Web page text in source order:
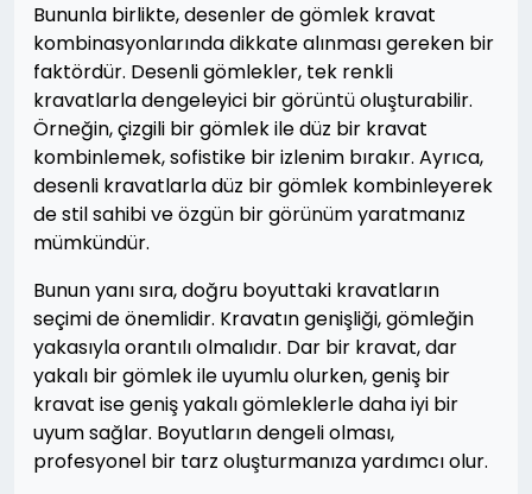
Bununla birlikte, desenler de gömlek kravat
kombinasyonlarında dikkate alınması gereken bir
faktördür. Desenli gömlekler, tek renkli
kravatlarla dengeleyici bir görüntü oluşturabilir.
Örneğin, çizgili bir gömlek ile düz bir kravat
kombinlemek, sofistike bir izlenim bırakır. Ayrıca,
desenli kravatlarla düz bir gömlek kombinleyerek
de stil sahibi ve özgün bir görünüm yaratmanız
mümkündür.
Bunun yanı sıra, doğru boyuttaki kravatların
seçimi de önemlidir. Kravatın genişliği, gömleğin
yakasıyla orantılı olmalıdır. Dar bir kravat, dar
yakalı bir gömlek ile uyumlu olurken, geniş bir
kravat ise geniş yakalı gömleklerle daha iyi bir
uyum sağlar. Boyutların dengeli olması,
profesyonel bir tarz oluşturmanıza yardımcı olur.